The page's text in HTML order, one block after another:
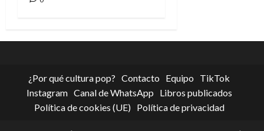
¿Por qué cultura pop? Contacto Equipo
TikTok
Instagram Canal de WhatsApp
Libros publicados
Política de cookies (UE)
Política de privacidad